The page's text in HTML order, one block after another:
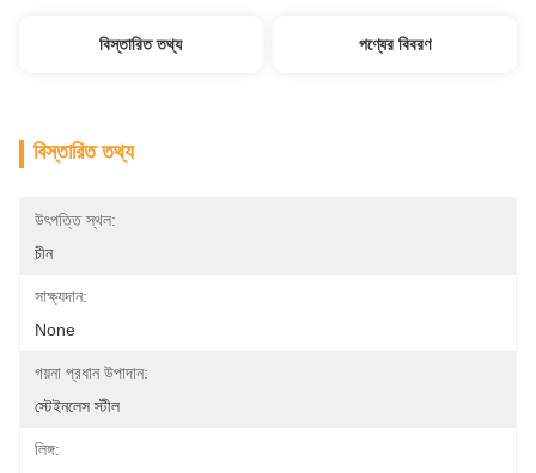
বিস্তারিত তথ্য পণ্যের বিবরণ
বিস্তারিত তথ্য
উৎপত্তি স্থল:
চীন
সাক্ষ্যদান:
None
গয়না প্রধান উপাদান:
স্টেইনলেস স্টীল
লিঙ্গ: